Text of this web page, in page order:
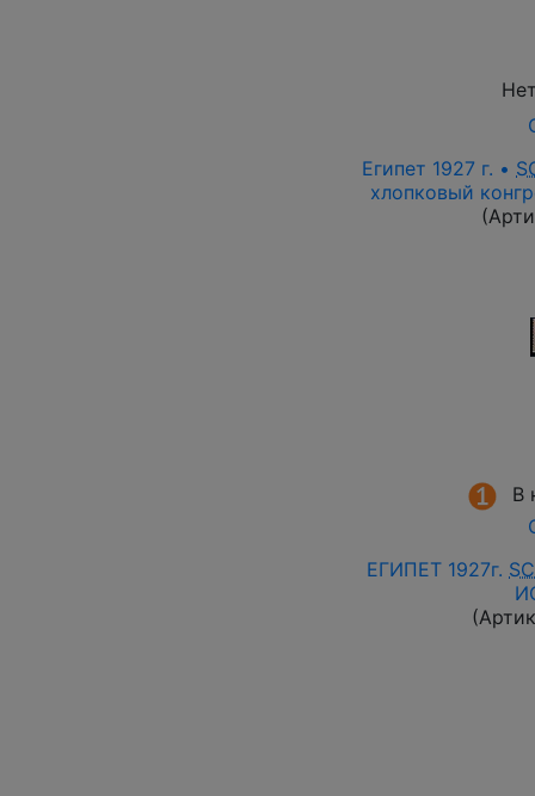
Египет 1927 г. •
хлопковый
В
ЕГИПЕТ 1927г.